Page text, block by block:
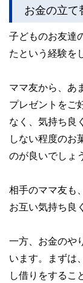
お金の立て
子どものお友達
たという経験を
ママ友から、あ
プレゼントをご
なく、気持ち良
しない程度のお
のが良いでしょ
相手のママ友も
お互い気持ち良
一方、お金のや
います。まずは
し借りをするこ